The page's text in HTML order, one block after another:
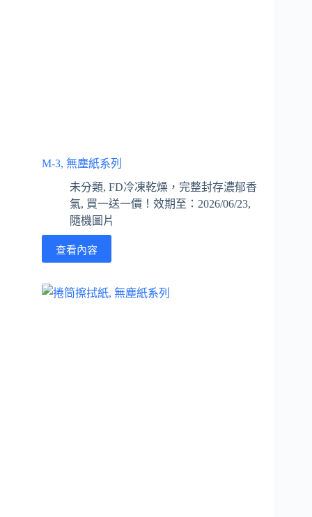
M-3, 無塵紙系列
未分類, FD冷凍乾燥，完整封存濃郁香
氣, 買一送一價！效期至：2026/06/23,
隨機圖片
查看內容